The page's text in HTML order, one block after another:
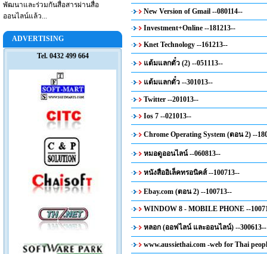
พัฒนาและร่วมกันสื่อสารผ่านสื่อ
ออนไลน์แล้ว...
ADVERTISING
Tel. 0432 499 664
New Version of Gmail --080114--
Investment+Online --181213--
Knet Technology --161213--
แต้มแลกตั๋ว (2) --051113--
แต้มแลกตั๋ว --301013--
Twitter --201013--
Ios 7 --021013--
Chrome Operating System (ตอน 2) --
หมอดูออนไลน์ --060813--
หนังสืออิเล็คทรอนิคส์ --100713--
Ebay.com (ตอน 2) --100713--
WINDOW 8 - MOBILE PHONE --
หลอก (ออฟไลน์ และออนไลน์) --300613--
www.aussiethai.com -web for Thai